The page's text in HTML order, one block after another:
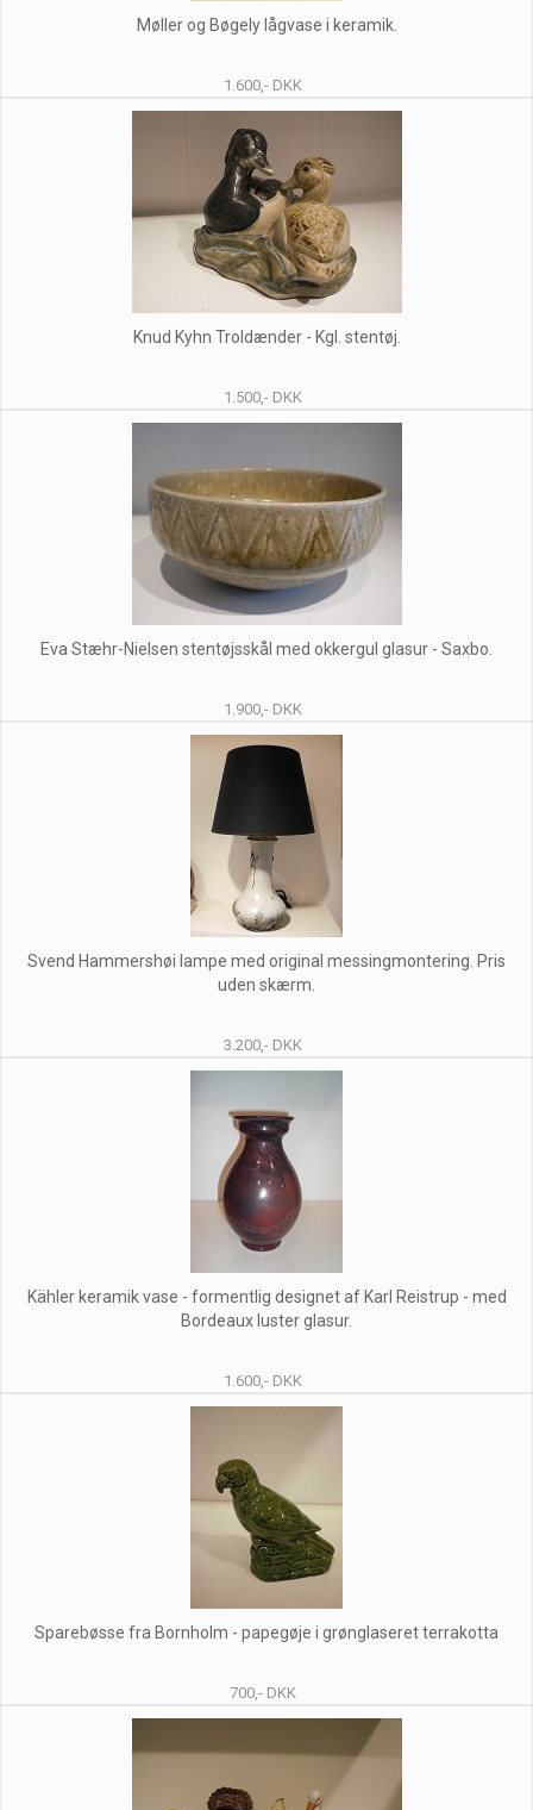
Møller og Bøgely lågvase i keramik.
1.600,- DKK
Knud Kyhn Troldænder - Kgl. stentøj.
1.500,- DKK
Eva Stæhr-Nielsen stentøjsskål med okkergul glasur - Saxbo.
1.900,- DKK
Svend Hammershøi lampe med original messingmontering. Pris
uden skærm.
3.200,- DKK
Kähler keramik vase - formentlig designet af Karl Reistrup - med
Bordeaux luster glasur.
1.600,- DKK
Sparebøsse fra Bornholm - papegøje i grønglaseret terrakotta
700,- DKK